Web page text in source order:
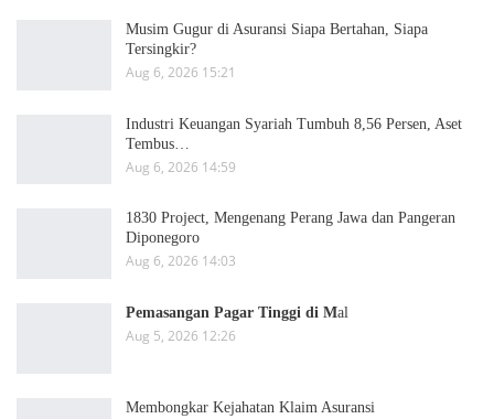
Musim Gugur di Asuransi Siapa Bertahan, Siapa
Tersingkir?
Aug 6, 2026 15:21
Industri Keuangan Syariah Tumbuh 8,56 Persen, Aset
Tembus…
Aug 6, 2026 14:59
1830 Project, Mengenang Perang Jawa dan Pangeran
Diponegoro
Aug 6, 2026 14:03
Pemasangan Pagar Tinggi di Mal
Aug 5, 2026 12:26
Membongkar Kejahatan Klaim Asuransi